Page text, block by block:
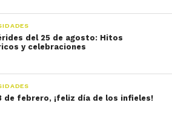
del 25 de agosto: Hitos
y celebraciones
de febrero, ¡feliz día de los infieles!